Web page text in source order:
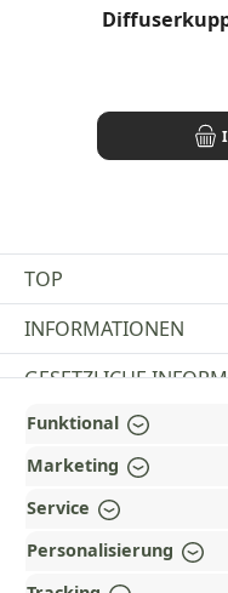
TOP
INFORMATIONEN
GESETZLICHE
ZAHLUNGS- UND
AUSGEZEICHNET UND
WARUM HEAD-
UNSERE COMMUNITIES
Funktional
Marketing
Service
Personalisierung